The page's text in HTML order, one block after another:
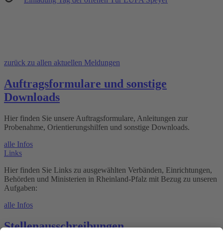
zurück zu allen aktuellen Meldungen
Auftragsformulare und sonstige
Downloads
Hier finden Sie unsere Auftragsformulare, Anleitungen zur
Probenahme, Orientierungshilfen und sonstige Downloads.
alle Infos
Links
Hier finden Sie Links zu ausgewählten Verbänden, Einrichtungen,
Behörden und Ministerien in Rheinland-Pfalz mit Bezug zu unseren
Aufgaben:
alle Infos
Stellenausschreibungen